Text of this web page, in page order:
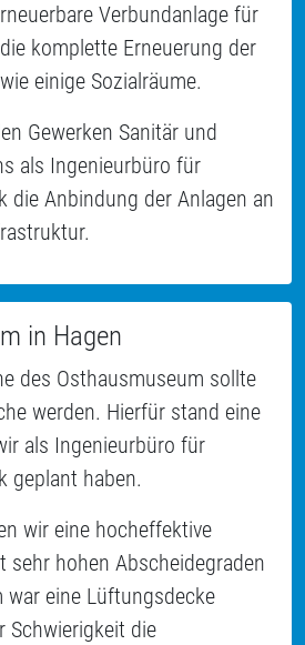
Verbundanlage für
komplette Erneuerung der
einige Sozialräume.
Gewerken Sanitär und
als Ingenieurbüro für
die Anbindung der Anlagen an
in Hagen
des Osthausmuseum sollte
werden. Hierfür stand eine
als Ingenieurbüro für
geplant haben.
wir eine hocheffektive
sehr hohen Abscheidegraden
war eine Lüftungsdecke
Schwierigkeit die